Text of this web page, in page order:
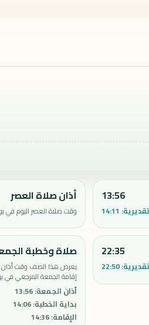
13:56
14:11
أذان صلاة العصر
وقت صلاة العصر اليوم في
22:35
22:50
صلاة وخطبة
يعرض هذا الصف وقت أذان
إقامة الجمعة المرجعي في
أذان الجمعة:
13:56
بداية الخطبة:
14:06
الإقامة:
14:36